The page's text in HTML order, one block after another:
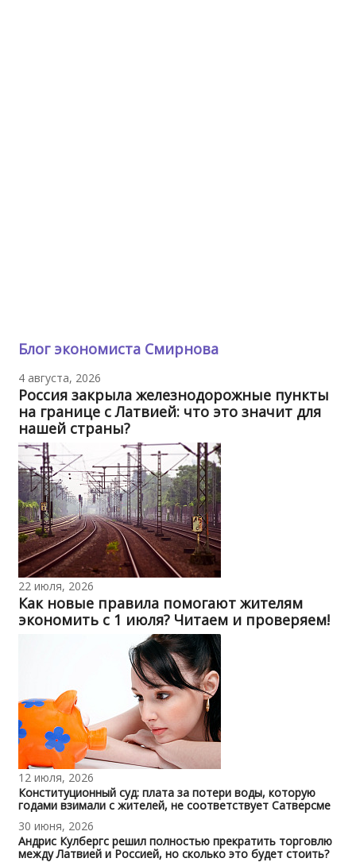
Блог экономиста Смирнова
4 августа, 2026
Россия закрыла железнодорожные пункты
на границе с Латвией: что это значит для
нашей страны?
22 июля, 2026
Как новые правила помогают жителям
экономить с 1 июля? Читаем и проверяем!
12 июля, 2026
Конституционный суд: плата за потери воды, которую
годами взимали с жителей, не соответствует Сатверсме
30 июня, 2026
Андрис Кулбергс решил полностью прекратить торговлю
между Латвией и Россией, но сколько это будет стоить?